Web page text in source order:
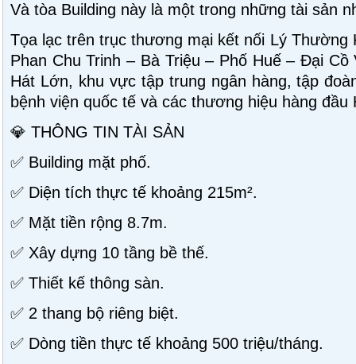
Và tòa Building này là một trong những tài sản
Tọa lạc trên trục thương mại kết nối Lý Thường
Phan Chu Trinh – Bà Triệu – Phố Huế – Đại
Hát Lớn, khu vực tập trung ngân hàng, tập
bệnh viện quốc tế và các thương hiệu hàng đầu
💎 THÔNG TIN TÀI SẢN
✅ Building mặt phố.
✅ Diện tích thực tế khoảng 215m².
✅ Mặt tiền rộng 8.7m.
✅ Xây dựng 10 tầng bề thế.
✅ Thiết kế thông sàn.
✅ 2 thang bộ riêng biệt.
✅ Dòng tiền thực tế khoảng 500 triệu/tháng.